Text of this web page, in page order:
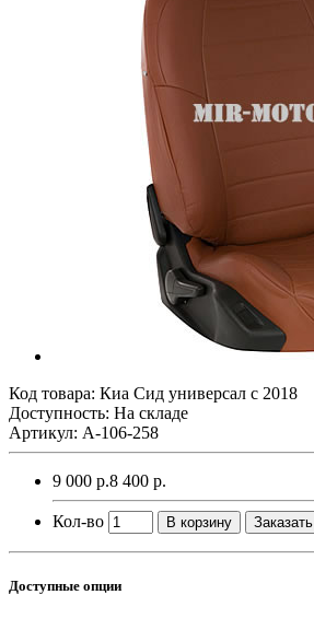
Код товара: Киа Сид универсал с 2018
Доступность: На складе
Артикул: A-106-258
9 000 р.8 400 р.
Кол-во В корзину Заказать
Доступные опции